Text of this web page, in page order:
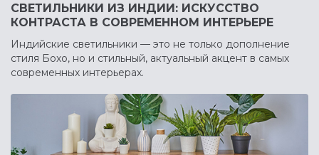
СВЕТИЛЬНИКИ ИЗ ИНДИИ: ИСКУССТВО
КОНТРАСТА В СОВРЕМЕННОМ ИНТЕРЬЕРЕ
Индийские светильники — это не только дополнение
стиля Бохо, но и стильный, актуальный акцент в самых
современных интерьерах.